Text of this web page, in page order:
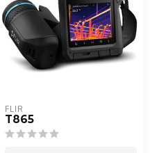
FLIR
T865